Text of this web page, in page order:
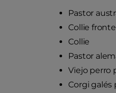
Pastor
Collie
Collie
Pastor
Viejo perro
Corgi